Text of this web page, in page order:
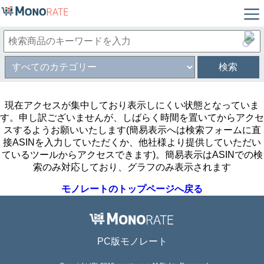
検索
現在アクセスが集中しており表示しにくい状態となっていま
す。申し訳ございませんが、しばらく時間を置いてからアクセ
スするようお願いいたします(簡易表示へは検索フォームに直
接ASINを入力していただくか、他社様より提供していただい
ているツールからアクセスできます)。簡易表示はASINでの検
索のみ対応しており、グラフのみ表示されます
モノレートのトップページへ戻る
PC版モノレート